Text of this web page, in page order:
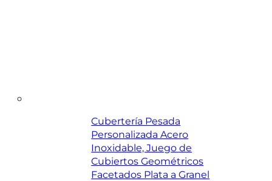
Cubertería Pesada
Personalizada Acero
Inoxidable, Juego de
Cubiertos Geométricos
Facetados Plata a Granel